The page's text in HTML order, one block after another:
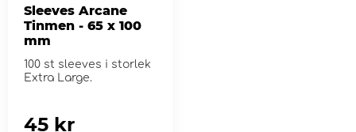
Sleeves Arcane
Tinmen - 65 x 100
mm
100 st sleeves i storlek
Extra Large.
45 kr